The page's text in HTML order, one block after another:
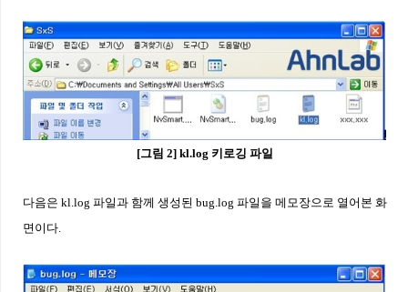
[그림 2] kl.log 키로깅 파일
다음은 kl.log 파일과 함께 생성된 bug.log 파일을 메모장으로 열어본 화
면이다